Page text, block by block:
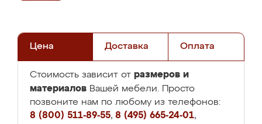
Цена Доставка Оплата
Стоимость зависит от размеров и
материалов Вашей мебели. Просто
позвоните нам по любому из телефонов:
8 (800) 511-89-55, 8 (495) 665-24-01,